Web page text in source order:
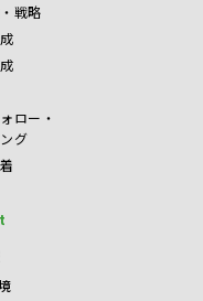
戦略
ロー・
グ